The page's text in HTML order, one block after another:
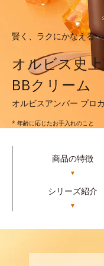
賢く、ラクにかなえる
オルビス史上
BBクリーム
オルビスアンバー プロ
* 年齢に応じたお手入れのこと
商品の特徴
▼
シリーズ紹介
▼